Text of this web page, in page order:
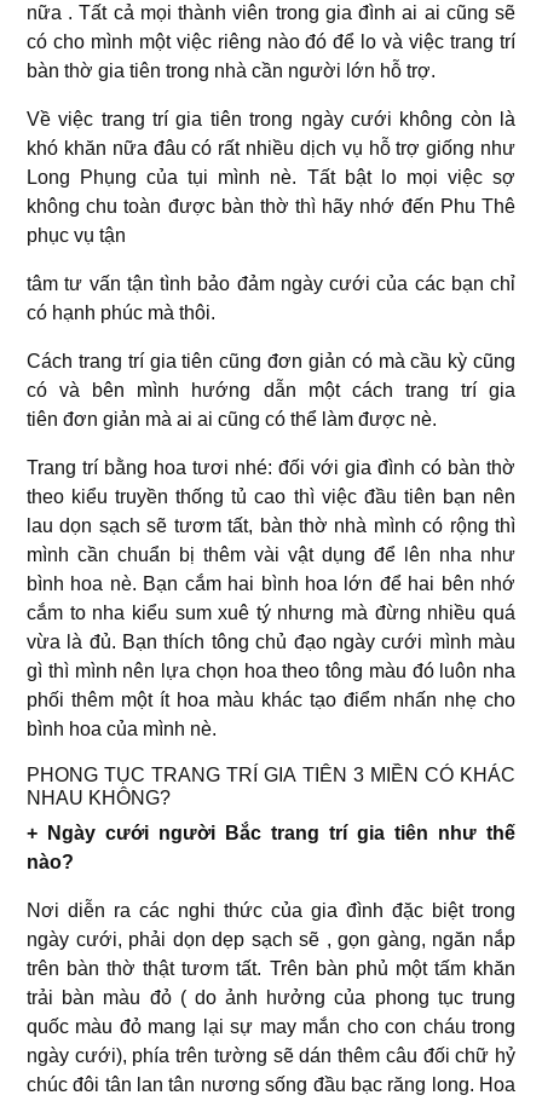
nữa . Tất cả mọi thành viên trong gia đình ai ai cũng sẽ
có cho mình một việc riêng nào đó để lo và việc trang trí
bàn thờ gia tiên trong nhà cần người lớn hỗ trợ.
Về việc trang trí gia tiên trong ngày cưới không còn là
khó khăn nữa đâu có rất nhiều dịch vụ hỗ trợ giống như
Long Phụng của tụi mình nè. Tất bật lo mọi việc sợ
không chu toàn được bàn thờ thì hãy nhớ đến Phu Thê
phục vụ tận
tâm tư vấn tận tình bảo đảm ngày cưới của các bạn chỉ
có hạnh phúc mà thôi.
Cách trang trí gia tiên cũng đơn giản có mà cầu kỳ cũng
có và bên mình hướng dẫn một cách trang trí gia
tiên đơn giản mà ai ai cũng có thể làm được nè.
Trang trí bằng hoa tươi nhé: đối với gia đình có bàn thờ
theo kiểu truyền thống tủ cao thì việc đầu tiên bạn nên
lau dọn sạch sẽ tươm tất, bàn thờ nhà mình có rộng thì
mình cần chuẩn bị thêm vài vật dụng để lên nha như
bình hoa nè. Bạn cắm hai bình hoa lớn để hai bên nhớ
cắm to nha kiểu sum xuê tý nhưng mà đừng nhiều quá
vừa là đủ. Bạn thích tông chủ đạo ngày cưới mình màu
gì thì mình nên lựa chọn hoa theo tông màu đó luôn nha
phối thêm một ít hoa màu khác tạo điểm nhấn nhẹ cho
bình hoa của mình nè.
PHONG TỤC TRANG TRÍ GIA TIÊN 3 MIỀN CÓ KHÁC
NHAU KHÔNG?
+ Ngày cưới người Bắc trang trí gia tiên như thế
nào?
Nơi diễn ra các nghi thức của gia đình đặc biệt trong
ngày cưới, phải dọn dẹp sạch sẽ , gọn gàng, ngăn nắp
trên bàn thờ thật tươm tất. Trên bàn phủ một tấm khăn
trải bàn màu đỏ ( do ảnh hưởng của phong tục trung
quốc màu đỏ mang lại sự may mắn cho con cháu trong
ngày cưới), phía trên tường sẽ dán thêm câu đối chữ hỷ
chúc đôi tân lan tân nương sống đầu bạc răng long. Hoa